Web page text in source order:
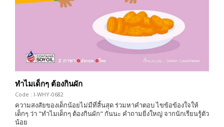
ทำไมเด็กๆ ต้องกินผัก
Code : I-WHY-0682
ความสงสัยของเด็กน้อยไม่มีที่สิ้นสุด ร่วมหาคำตอบ ไขข้อข้องใจให้
เด็กๆ ว่า "ทำไมเด็กๆ ต้องกินผัก" กันนะ คำถามยิ่งใหญ่ จากนักเรียนรู้ตัว
น้อย